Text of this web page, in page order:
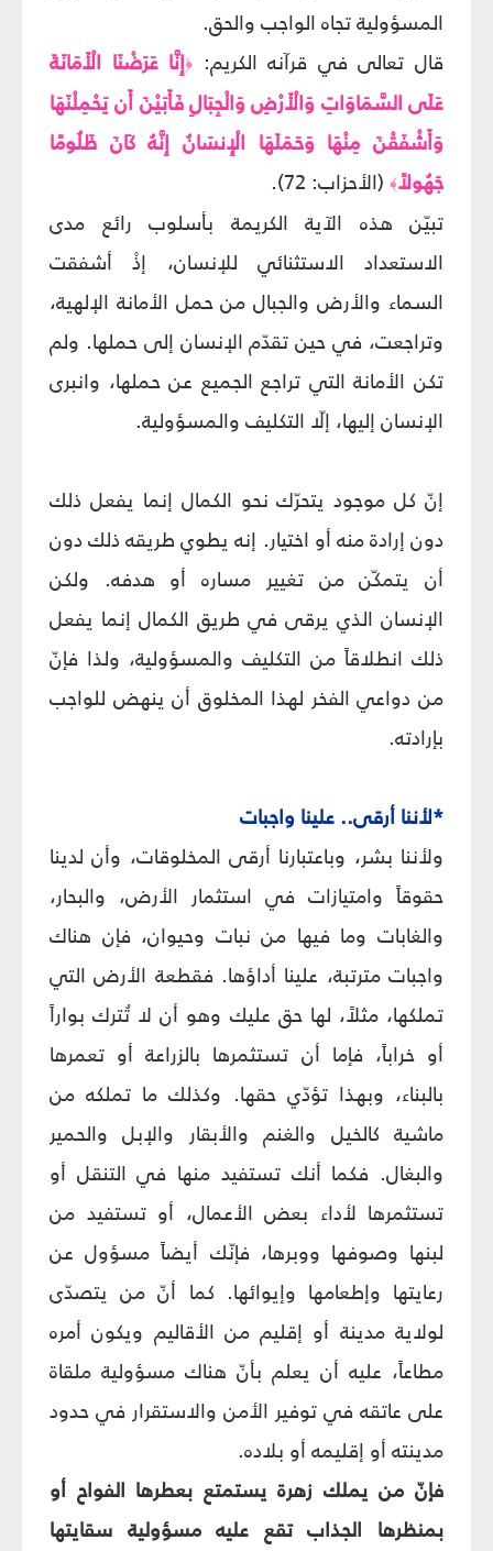
المسؤولية تجاه الواجب والحق.
قال تعالى في قرآنه الكريم:
﴿إِنَّا عَرَضْنَا الْأَمَانَةَ
عَلَى السَّمَاوَاتِ وَالْأَرْضِ وَالْجِبَالِ فَأَبَيْنَ أَن يَحْمِلْنَهَا
وَأَشْفَقْنَ مِنْهَا وَحَمَلَهَا الْإِنسَانُ إِنَّهُ كَانَ ظَلُومًا
جَهُولاً﴾ (الأحزاب: 72).
تبيّن هذه الآية الكريمة بأسلوب رائع مدى
الاستعداد الاستثنائي للإنسان، إذْ أشفقت
السماء والأرض والجبال من حمل الأمانة الإلهية،
وتراجعت، في حين تقدّم الإنسان إلى حملها. ولم
تكن الأمانة التي تراجع الجميع عن حملها، وانبرى
الإنسان إليها، إلّا التكليف والمسؤولية.
إنّ كل موجود يتحرّك نحو الكمال إنما يفعل ذلك
دون إرادة منه أو اختيار. إنه يطوي طريقه ذلك دون
أن يتمكّن من تغيير مساره أو هدفه. ولكن
الإنسان الذي يرقى في طريق الكمال إنما يفعل
ذلك انطلاقاً من التكليف والمسؤولية، ولذا فإنّ
من دواعي الفخر لهذا المخلوق أن ينهض للواجب
بإرادته.
*لأننا أرقى.. علينا واجبات
ولأننا بشر، وباعتبارنا أرقى المخلوقات، وأن لدينا
حقوقاً وامتيازات في استثمار الأرض، والبحار،
والغابات وما فيها من نبات وحيوان، فإن هناك
واجبات مترتبة، علينا أداؤها. فقطعة الأرض التي
تملكها، مثلاً، لها حق عليك وهو أن لا تُترك بواراً
أو خراباً، فإما أن تستثمرها بالزراعة أو تعمرها
بالبناء، وبهذا تؤدّي حقها. وكذلك ما تملكه من
ماشية كالخيل والغنم والأبقار والإبل والحمير
والبغال. فكما أنك تستفيد منها في التنقل أو
تستثمرها لأداء بعض الأعمال، أو تستفيد من
لبنها وصوفها ووبرها، فإنّك أيضاً مسؤول عن
رعايتها وإطعامها وإيوائها. كما أنّ من يتصدّى
لولاية مدينة أو إقليم من الأقاليم ويكون أمره
مطاعاً، عليه أن يعلم بأنّ هناك مسؤولية ملقاة
على عاتقه في توفير الأمن والاستقرار في حدود
مدينته أو إقليمه أو بلاده.
فإنّ من يملك زهرة يستمتع بعطرها الفواح أو
بمنظرها الجذاب تقع عليه مسؤولية سقايتها